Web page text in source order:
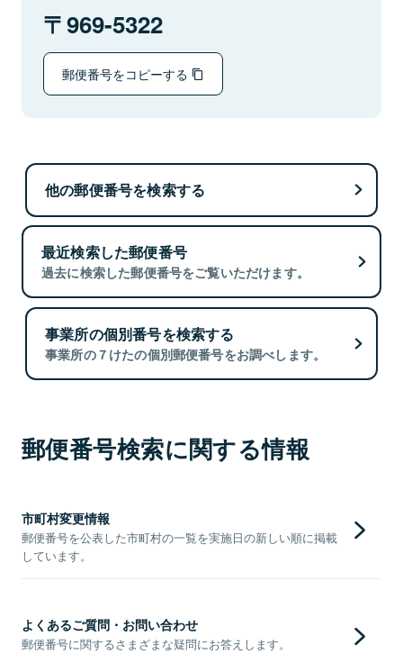
969-5322
郵便番号をコピーする
他の郵便番号を検索する
最近検索した郵便番号
過去に検索した郵便番号をご覧いただけます。
事業所の個別番号を検索する
事業所の７けたの個別郵便番号をお調べします。
郵便番号検索に関する情報
市町村変更情報
郵便番号を公表した市町村の一覧を実施日の新しい順に掲載
しています。
よくあるご質問・お問い合わせ
郵便番号に関するさまざまな疑問にお答えします。